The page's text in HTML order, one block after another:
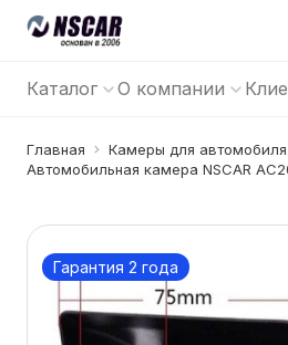
Каталог О компании
Главная Камеры для автомобиля
Автомобильная камера NSCAR
Гарантия 2 года